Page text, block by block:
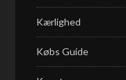
Kærlighed
Købs Guide